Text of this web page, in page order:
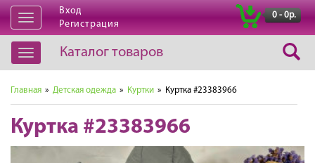
Открыть
навигацию
Вход
Регистрация
0 - 0р.
Открыть
навигацию
Каталог товаров
Главная » Детская одежда » Куртки » Куртка #23383966
Куртка #23383966